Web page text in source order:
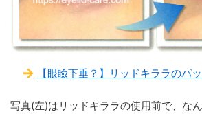
【眼瞼下垂？】リッドキララのパ
写真(左)はリッドキララの使用前で、な